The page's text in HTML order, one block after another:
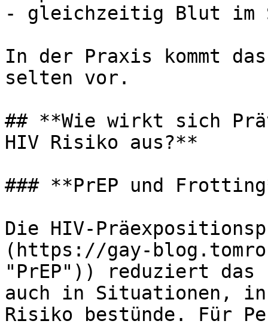
- gleichzeitig Blut im
In der Praxis kommt
selten vor.
## **Wie wirkt sich
HIV Risiko aus?**
### **PrEP und
Die HIV-
(https://gay-
"PrEP")) reduziert
auch in Situationen,
Risiko bestünde. Für